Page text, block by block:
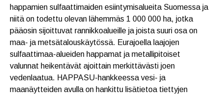
happamien sulfaattimaiden esiintymisalueita Suomessa ja
niitä on todettu olevan lähemmäs 1 000 000 ha, jotka
pääosin sijoittuvat rannikkoalueille ja joista suuri osa on
maa- ja metsätalouskäytössä. Eurajoella laajojen
sulfaattimaa-alueiden happamat ja metallipitoiset
valunnat heikentävät ajoittain merkittävästi joen
vedenlaatua. HAPPASU-hankkeessa vesi- ja
maanäytteiden avulla on hankittu lisätietoa tiettyjen